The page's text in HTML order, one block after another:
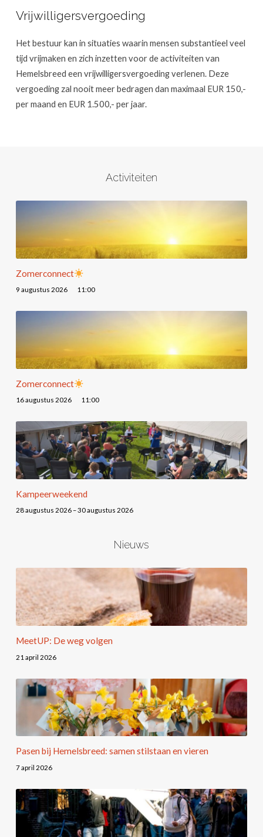
Vrijwilligersvergoeding
Het bestuur kan in situaties waarin mensen substantieel veel
tijd vrijmaken en zich inzetten voor de activiteiten van
Hemelsbreed een vrijwilligersvergoeding verlenen. Deze
vergoeding zal nooit meer bedragen dan maximaal EUR 150,-
per maand en EUR 1.500,- per jaar.
Activiteiten
Zomerconnect
9 augustus 2026 11:00
Zomerconnect
16 augustus 2026 11:00
Kampeerweekend
28 augustus 2026 – 30 augustus 2026
Nieuws
MeetUP: De weg volgen
21 april 2026
Pasen bij Hemelsbreed: samen stilstaan en vieren
7 april 2026